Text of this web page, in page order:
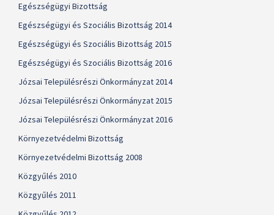
Egészségügyi Bizottság
Egészségügyi és Szociális Bizottság 2014
Egészségügyi és Szociális Bizottság 2015
Egészségügyi és Szociális Bizottság 2016
Józsai Településrészi Önkormányzat 2014
Józsai Településrészi Önkormányzat 2015
Józsai Településrészi Önkormányzat 2016
Környezetvédelmi Bizottság
Környezetvédelmi Bizottság 2008
Közgyűlés 2010
Közgyűlés 2011